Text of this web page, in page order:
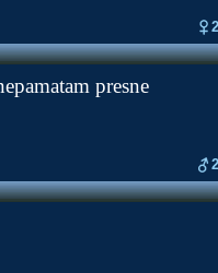
presne